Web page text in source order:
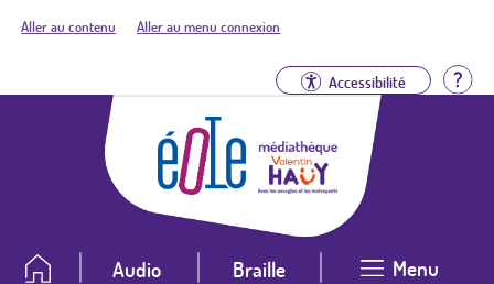
Aller au contenu Aller au menu connexion
Accessibilité
Audio Braille Menu